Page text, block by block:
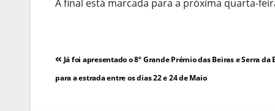
A final está marcada para a próxima quarta-
Navegação
de
Já foi apresentado o 8º Grande Prémio das Beiras e Serra da
para a estrada entre os dias 22 e 24 de Maio